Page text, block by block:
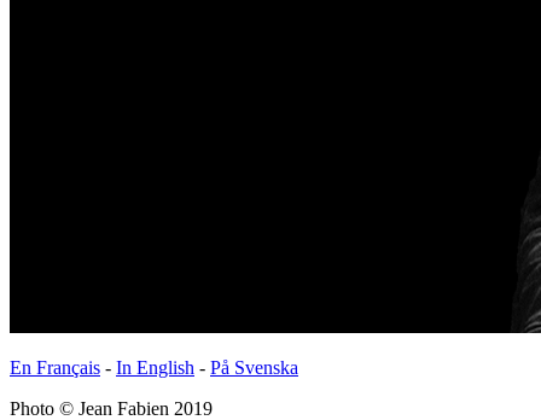
En Français - In English - På Svenska
Photo © Jean Fabien 2019